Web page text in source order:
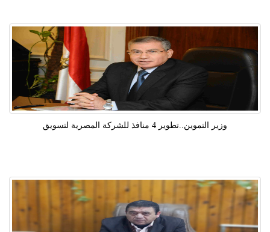
وزير التموين..تطوير 4 منافذ للشركة المصرية لتسويق